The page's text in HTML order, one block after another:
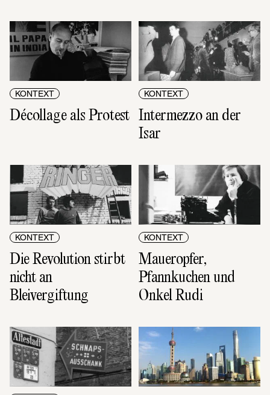
KONTEXT
Décollage als Protest
KONTEXT
Intermezzo an der
Isar
KONTEXT
Die Revolution stirbt
nicht an
Bleivergiftung
KONTEXT
Maueropfer,
Pfannkuchen und
Onkel Rudi